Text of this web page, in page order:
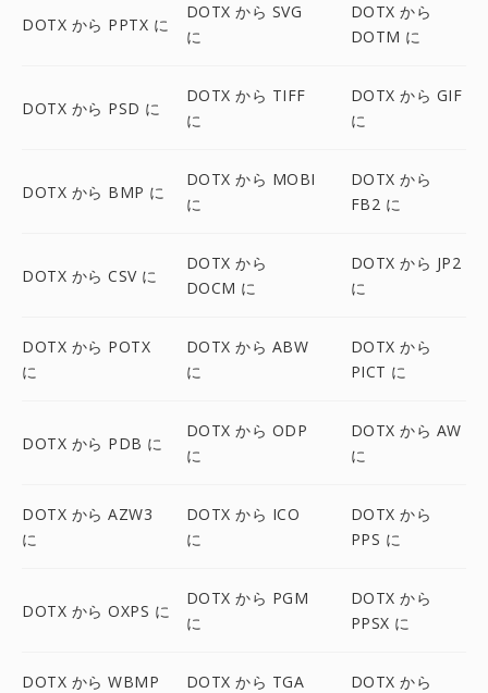
DOTX から PPTX に
DOTX から SVG
に
DOTX から
DOTM に
DOTX から PSD に
DOTX から TIFF
に
DOTX から GIF
に
DOTX から BMP に
DOTX から MOBI
に
DOTX から
FB2 に
DOTX から CSV に
DOTX から
DOCM に
DOTX から JP2
に
DOTX から POTX
に
DOTX から ABW
に
DOTX から
PICT に
DOTX から PDB に
DOTX から ODP
に
DOTX から AW
に
DOTX から AZW3
に
DOTX から ICO
に
DOTX から
PPS に
DOTX から OXPS に
DOTX から PGM
に
DOTX から
PPSX に
DOTX から WBMP
DOTX から TGA
DOTX から